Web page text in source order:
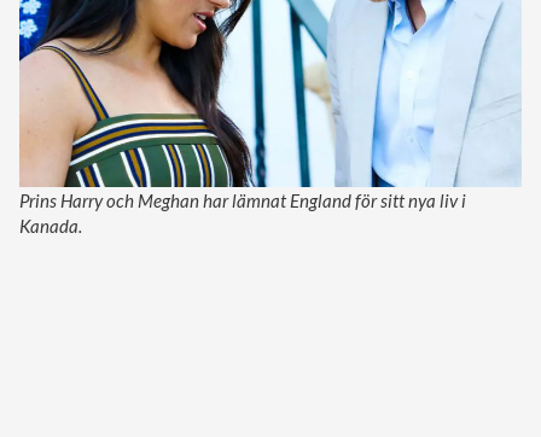
Prins Harry och Meghan har lämnat England för sitt nya liv i
Kanada.